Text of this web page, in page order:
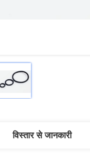
विस्तार से जानकारी